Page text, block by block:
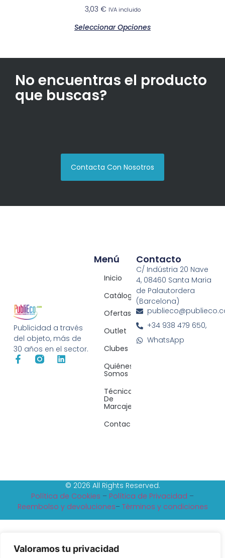
Valoramos tu privacidad
3,03 € IVA incluido
Seleccionar Opciones
No encuentras el producto
que buscas?
Contacta Con Nosotros
Publicidad a través
del objeto, más de
30 años en el sector.
Menú
Inicio
Catálogos
Ofertas
Outlet
Clubes
Quiénes
Somos
Técnicas
De
Marcaje
Contacto
Contacto
C/ Indústria 20 Nave
4, 08460 Santa Maria
de Palautordera
(Barcelona)
+34 938 479 650,
WhatsApp
© 2026 All Rights Reserved.
Política de Cookies – Política de Privacidad –
Reembolso y devoluciones– Tèrminos y condiciones